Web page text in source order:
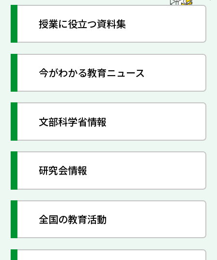
授業に役立つ資料集
今がわかる教育ニュース
文部科学省情報
研究会情報
全国の教育活動